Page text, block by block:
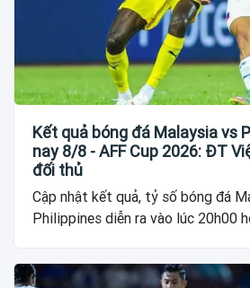
Kết quả bóng đá Malaysia vs
nay 8/8 - AFF Cup 2026: ĐT
đối thủ
Cập nhật kết quả, tỷ số bóng đá
Philippines diễn ra vào lúc 20h00